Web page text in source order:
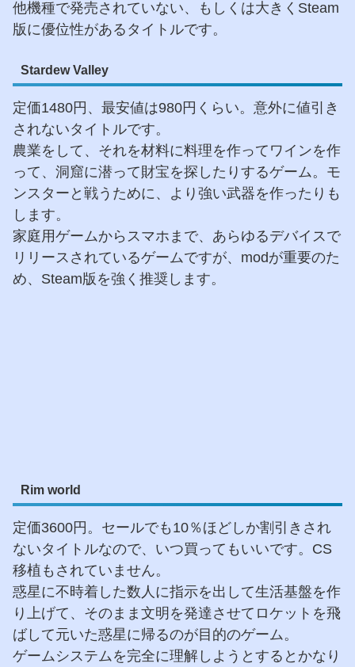
他機種で発売されていない、もしくは大きくSteam
版に優位性があるタイトルです。
Stardew Valley
定価1480円、最安値は980円くらい。意外に値引き
されないタイトルです。
農業をして、それを材料に料理を作ってワインを作
って、洞窟に潜って財宝を探したりするゲーム。モ
ンスターと戦うために、より強い武器を作ったりも
します。
家庭用ゲームからスマホまで、あらゆるデバイスで
リリースされているゲームですが、modが重要のた
め、Steam版を強く推奨します。
Rim world
定価3600円。セールでも10％ほどしか割引きされ
ないタイトルなので、いつ買ってもいいです。CS
移植もされていません。
惑星に不時着した数人に指示を出して生活基盤を作
り上げて、そのまま文明を発達させてロケットを飛
ばして元いた惑星に帰るのが目的のゲーム。
ゲームシステムを完全に理解しようとするとかなり